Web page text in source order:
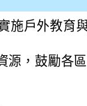
「坑
施戶外教育
源，鼓勵各
style=font-
style=font-